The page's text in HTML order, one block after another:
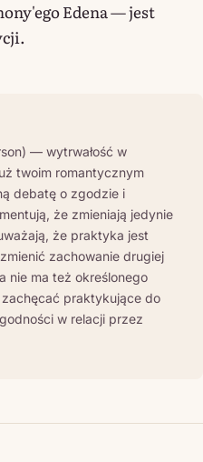
Edena — jest
— wytrwałość w
twoim romantycznym
debatę o zgodzie i
że zmieniają jedynie
że praktyka jest
zachowanie drugiej
nie ma też określonego
praktykujące do
w relacji przez